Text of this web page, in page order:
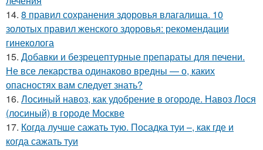
14. 8 правил сохранения здоровья влагалища. 10
золотых правил женского здоровья: рекомендации
гинеколога
15. Добавки и безрецептурные препараты для печени.
Не все лекарства одинаково вредны — о, каких
опасностях вам следует знать?
16. Лосиный навоз, как удобрение в огороде. Навоз Лося
(лосиный) в городе Москве
17. Когда лучше сажать тую. Посадка туи –, как где и
когда сажать туи